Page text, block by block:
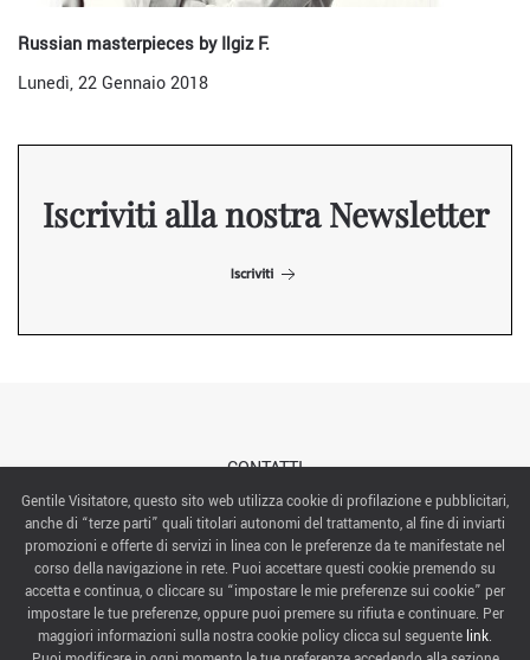
Russian masterpieces by Ilgiz F.
Lunedì, 22 Gennaio 2018
Iscriviti alla nostra Newsletter
Iscriviti
CONTATTI
ABOUT US
ITALIAN EXHIBITION GROUP SpA All rights reserved
Via Emilia 155, 47921 Rimini,
CF/PI 00139440408, Registro Imprese: Rimini P.I e n. Reg. Imprese 00139440408, Capitale Sociale
52.214.897 i.v.
Gentile Visitatore, questo sito web utilizza cookie di profilazione e pubblicitari,
anche di “terze parti” quali titolari autonomi del trattamento, al fine di inviarti
promozioni e offerte di servizi in linea con le preferenze da te manifestate nel
corso della navigazione in rete. Puoi accettare questi cookie premendo su
accetta e continua, o cliccare su “impostare le mie preferenze sui cookie” per
impostare le tue preferenze, oppure puoi premere su rifiuta e continuare. Per
maggiori informazioni sulla nostra cookie policy clicca sul seguente link.